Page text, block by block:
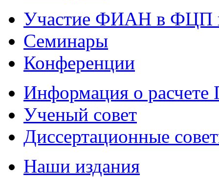
Участие ФИАН в ФЦП
Семинары
Конференции
Информация о
Ученый совет
Диссертационные
Наши издания